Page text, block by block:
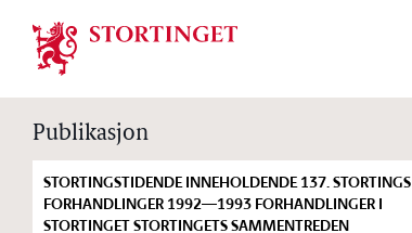
Stortinget.no
Publikasjon
STORTINGSTIDENDE INNEHOLDENDE 137. STORTINGS
FORHANDLINGER 1992—1993 FORHANDLINGER I
STORTINGET STORTINGETS SAMMENTREDEN